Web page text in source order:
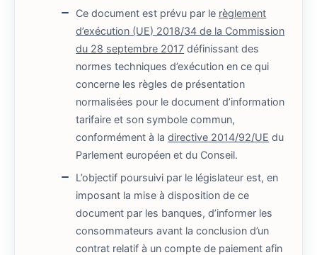
Ce document est prévu par le règlement
d’exécution (UE) 2018/34 de la Commission
du 28 septembre 2017 définissant des
normes techniques d’exécution en ce qui
concerne les règles de présentation
normalisées pour le document d’information
tarifaire et son symbole commun,
conformément à ladirective 2014/92/UE du
Parlement européen et du Conseil.
L’objectif poursuivi par le législateur est, en
imposant la mise à disposition de ce
document par les banques, d’informer les
consommateurs avant la conclusion d’un
contrat relatif à un compte de paiement afin